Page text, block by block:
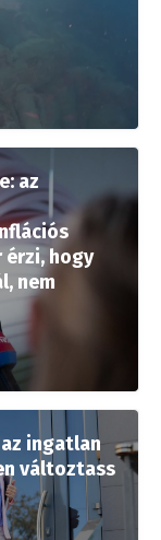
az
érzi, hogy
nem
ingatlan
változtass